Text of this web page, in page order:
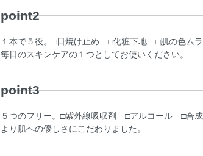
point2
１本で５役。□日焼け止め □化粧下地 □肌の色ム
毎日のスキンケアの１つとしてお使いください。
point3
５つのフリー。□紫外線吸収剤 □アルコール □合
より肌への優しさにこだわりました。